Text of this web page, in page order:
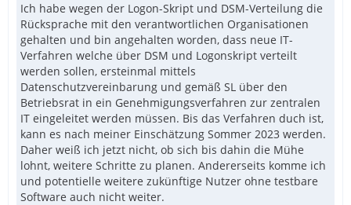
Ich habe wegen der Logon-Skript und DSM-Verteilung die
Rücksprache mit den verantwortlichen Organisationen
gehalten und bin angehalten worden, dass neue IT-
Verfahren welche über DSM und Logonskript verteilt
werden sollen, ersteinmal mittels
Datenschutzvereinbarung und gemäß SL über den
Betriebsrat in ein Genehmigungsverfahren zur zentralen
IT eingeleitet werden müssen. Bis das Verfahren duch ist,
kann es nach meiner Einschätzung Sommer 2023 werden.
Daher weiß ich jetzt nicht, ob sich bis dahin die Mühe
lohnt, weitere Schritte zu planen. Andererseits komme ich
und potentielle weitere zukünftige Nutzer ohne testbare
Software auch nicht weiter.